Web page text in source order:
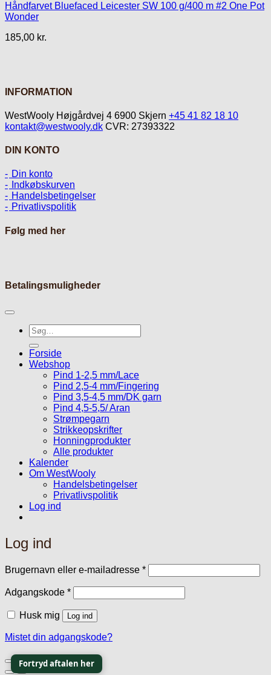
Håndfarvet Bluefaced Leicester SW 100 g/400 m #2 One Pot
Wonder
185,00 kr.
INFORMATION
WestWooly Højgårdvej 4 6900 Skjern +45 41 82 18 10
kontakt@westwooly.dk CVR: 27393322
DIN KONTO
Din konto
Indkøbskurven
Handelsbetingelser
Privatlivspolitik
Følg med her
Betalingsmuligheder
Søg
efter:
Forside
Webshop
Pind 1-2,5 mm/Lace
Pind 2,5-4 mm/Fingering
Pind 3,5-4,5 mm/DK garn
Pind 4,5-5,5/ Aran
Strømpegarn
Strikkeopskrifter
Honningprodukter
Alle produkter
Kalender
Om WestWooly
Handelsbetingelser
Privatlivspolitik
Log ind
Fortryd aftalen her
Log ind
Brugernavn eller e-mailadresse *Påkrævet
Adgangskode *Påkrævet
Husk mig Log ind
Mistet din adgangskode?